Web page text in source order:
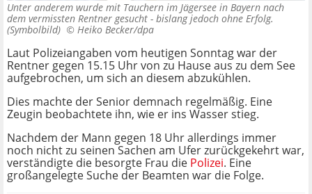
Unter anderem wurde mit Tauchern im Jägersee in Bayern nach
dem vermissten Rentner gesucht - bislang jedoch ohne Erfolg.
(Symbolbild) © Heiko Becker/dpa
Laut Polizeiangaben vom heutigen Sonntag war der
Rentner gegen 15.15 Uhr von zu Hause aus zu dem See
aufgebrochen, um sich an diesem abzukühlen.
Dies machte der Senior demnach regelmäßig. Eine
Zeugin beobachtete ihn, wie er ins Wasser stieg.
Nachdem der Mann gegen 18 Uhr allerdings immer
noch nicht zu seinen Sachen am Ufer zurückgekehrt war,
verständigte die besorgte Frau die Polizei. Eine
großangelegte Suche der Beamten war die Folge.